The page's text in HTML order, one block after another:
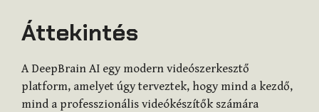
Áttekintés
A DeepBrain AI egy modern videószerkesztő
platform, amelyet úgy terveztek, hogy mind a kezdő,
mind a professzionális videókészítők számára